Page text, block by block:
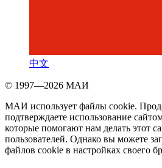
中文
© 1997—2026 МАИ
МАИ использует файлы cookie.
подтверждаете использование
которые помогают нам делать этот
пользователей. Однако вы можете
файлов cookie в настройках своего